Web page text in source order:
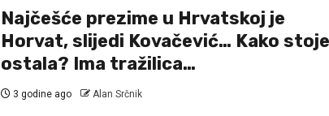
Najčešće prezime u Hrvatskoj je
Horvat, slijedi Kovačević… Kako stoje
ostala? Ima tražilica…
3 godine ago Alan Srčnik